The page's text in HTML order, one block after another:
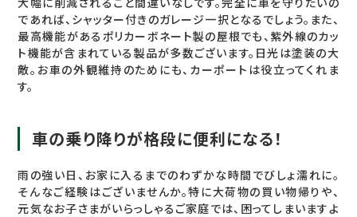
であれば、シャッター付きのガレージ一択となるでしょう。また、
最高機能があるポリカーボネート製の屋根でも、紫外線のカッ
ト機能が含まれている製品が多数ございます。日光は塗装の大
敵。お車の外観維持のためにも、カーポートは役立ってくれま
す。
車の乗り降りが格段に便利になる！
雨の強い日、お家に入るまでのわずかな時間でびしょ濡れに。
そんなご経験はございませんか。特に大荷物の買い物帰りや、
元気なお子さまがいらっしゃるご家庭では、困ってしまいますよ